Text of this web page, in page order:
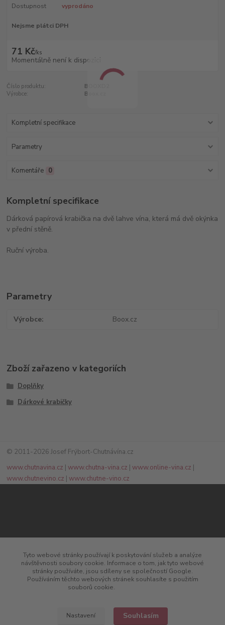
Dostupnost vyprodáno
Nejsme plátci DPH
71 Kč/ks
Momentálně není k dispozici
Číslo produktu:
BOOXD2
Výrobce:
Boox.cz
Kompletní specifikace
Parametry
Komentáře 0
Kompletní specifikace
Dárková papírová krabička na dvě lahve vína, která má dvě okýnka
v přední stěně.
Ruční výroba.
Parametry
Výrobce Boox.cz
Zboží zařazeno v kategoriích
Doplňky
Dárkové krabičky
© 2011-2026 Josef Frýbort-Chutnávína.cz
www.chutnavina.cz |www.chutna-vina.cz |www.online-vina.cz |
www.chutnevino.cz |www.chutne-vino.cz
+420 777 874 991
Tyto webové stránky používají k poskytování služeb a analýze
návštěvnosti soubory cookie. Informace o tom, jak tyto webové
stránky používáte, jsou sdíleny se společností Google.
Používáním těchto webových stránek souhlasíte s použitím
souborů cookie.
Nastavení Souhlasím